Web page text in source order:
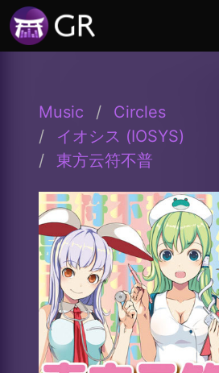
Music
Circles
イオシス (IOSYS)
東方云符不普